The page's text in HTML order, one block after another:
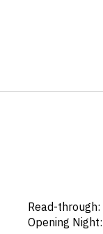
Important
dates
Read-through:
Opening Night: